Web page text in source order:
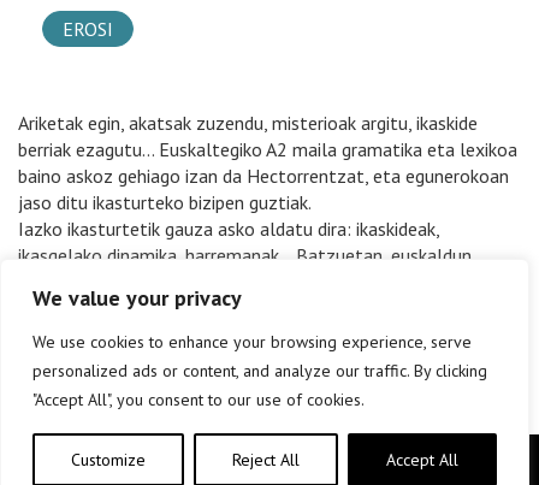
We value your privacy
We use cookies to enhance your browsing experience, serve
personalized ads or content, and analyze our traffic. By clicking
"Accept All", you consent to our use of cookies.
Customize Reject All Accept All
EROSI
Ariketak egin, akatsak zuzendu, misterioak argitu, ikaskide
berriak ezagutu… Euskaltegiko A2 maila gramatika eta lexikoa
baino askoz gehiago izan da Hectorrentzat, eta egunerokoan
jaso ditu ikasturteko bizipen guztiak.
Iazko ikasturtetik gauza asko aldatu dira: ikaskideak,
ikasgelako dinamika, harremanak… Batzuetan, euskaldun
polita den euskaltegiko unibertsoa!
Copyright © elkar Argitaletxeak 2019